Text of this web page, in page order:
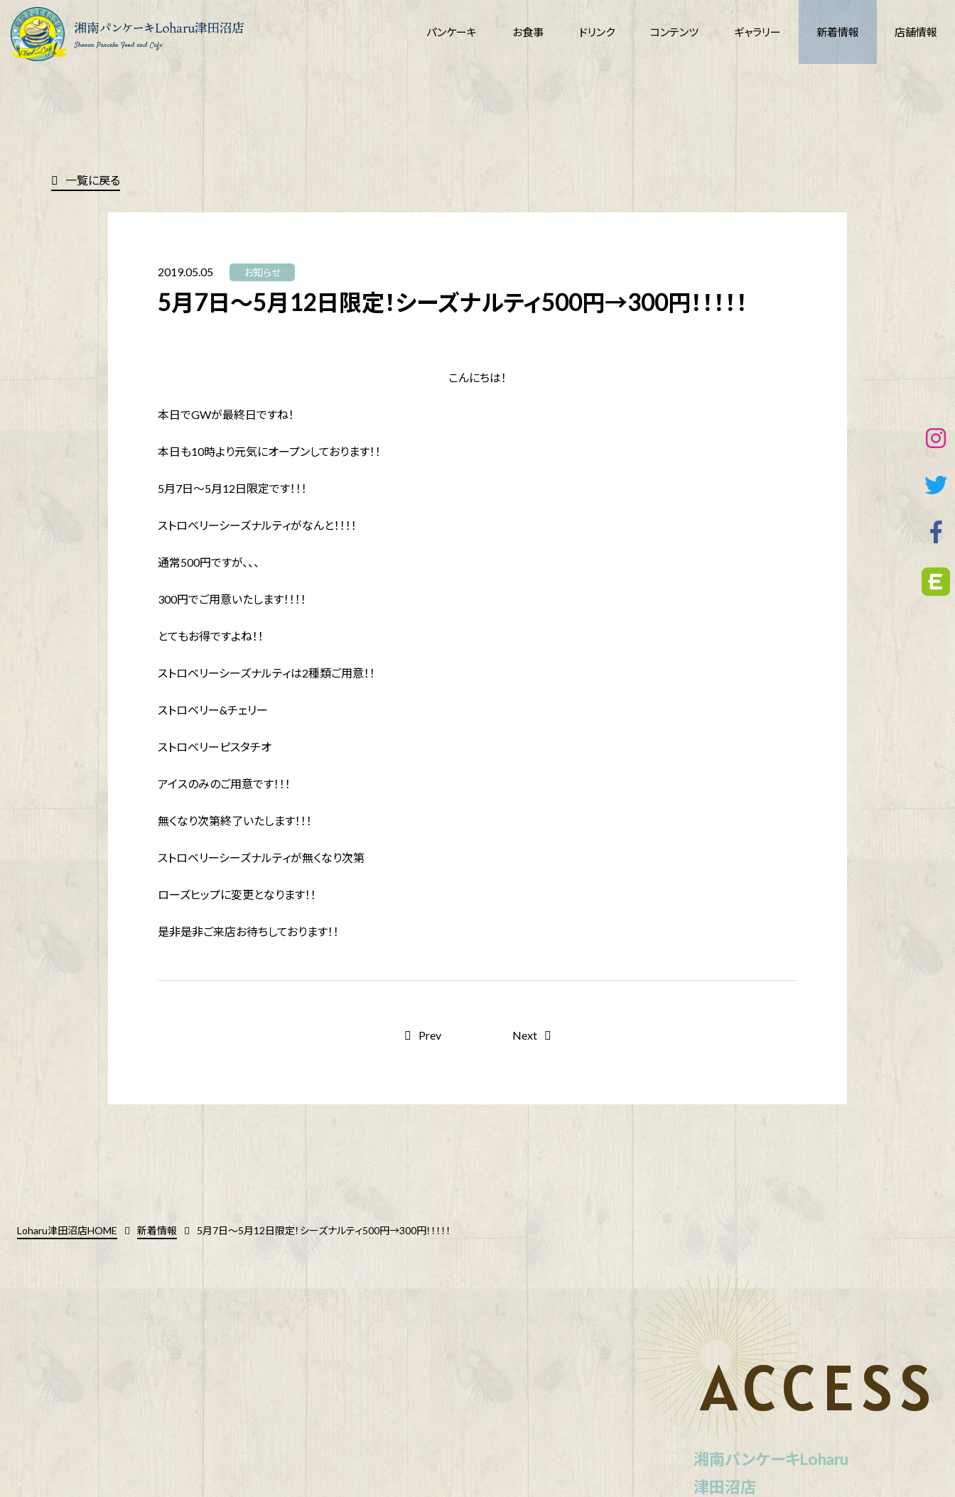
Shonan Pancake Food and Cafe
パンケーキ お食事 ドリンク コンテンツ ギャラリー 新着情報 店舗情報
一覧に戻る
2019.05.05 お知らせ
5月7日〜5月12日限定！シーズナルティ500円→300円！！！！！
こんにちは！
本日でGWが最終日ですね！
本日も10時より元気にオープンしております！！
5月7日〜5月12日限定です！！！
ストロベリーシーズナルティがなんと！！！！
通常500円ですが、、、
300円でご用意いたします！！！！
とてもお得ですよね！！
ストロベリーシーズナルティは2種類ご用意！！
ストロベリー&チェリー
ストロベリーピスタチオ
アイスのみのご用意です！！！
無くなり次第終了いたします！！！
ストロベリーシーズナルティが無くなり次第
ローズヒップに変更となります！！
是非是非ご来店お待ちしております！！
Prev Next
Loharu津田沼店HOME 新着情報 5月7日〜5月12日限定！シーズナルティ500円→300円！！！！！
ACCESS
湘南パンケーキLoharu
津田沼店